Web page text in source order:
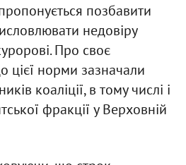
позбавити
недовіру
Про своє
цієї норми зазначали
коаліції, в тому числі і
фракції у Верховній